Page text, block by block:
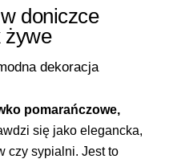
doniczce
żywe
dekoracja
pomarańczowe,
się jako elegancka,
czy sypialni. Jest to